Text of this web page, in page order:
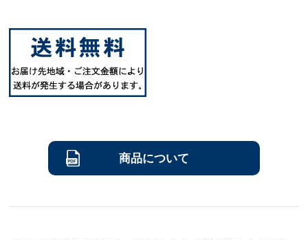
商品について